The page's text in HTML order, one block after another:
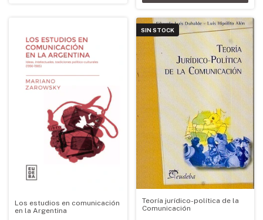
Los estudios en comunicación
en la Argentina
SIN STOCK
Teoría jurídico-política de la
Comunicación